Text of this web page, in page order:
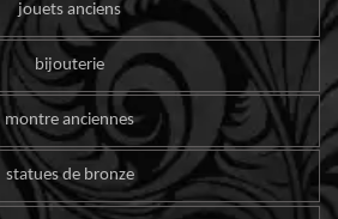
jouets anciens
bijouterie
montre anciennes
statues de bronze